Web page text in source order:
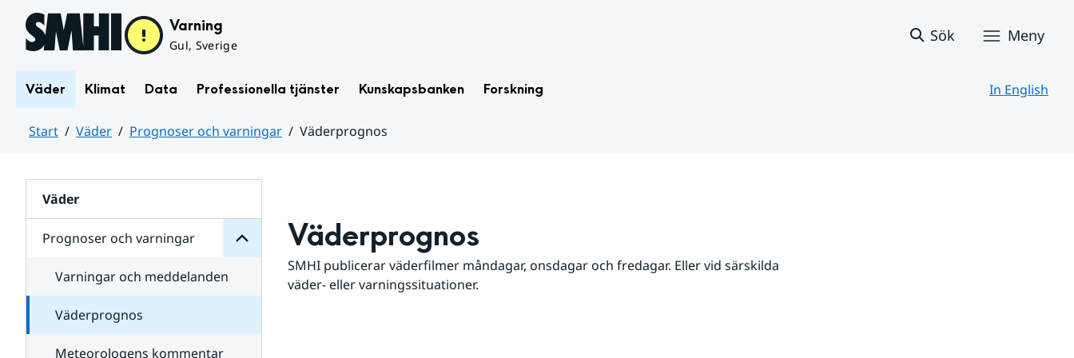
Hoppa till sidans innehåll Varning
Gul, Sverige
Sök Meny
Väder Klimat Data Professionella tjänster Kunskapsbanken Forskning In English
Start Väder Prognoser och varningar
Väderprognos
Väder
Prognoser och varningar
för
varningar
Varningar och meddelanden
Väderprognos
Meteorologens kommentar
Väderprognos
SMHI publicerar väderfilmer måndagar, onsdagar och fredagar. Eller vid särskilda
väder- eller varningssituationer.